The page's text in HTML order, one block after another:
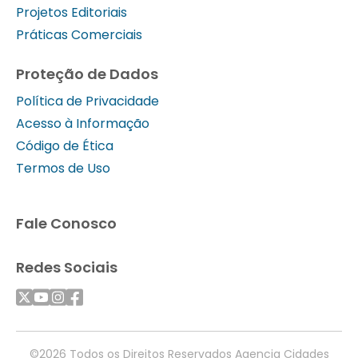
Projetos Editoriais
Práticas Comerciais
Proteção de Dados
Política de Privacidade
Acesso à Informação
Código de Ética
Termos de Uso
Fale Conosco
Redes Sociais
©2026 Todos os Direitos Reservados Agencia Cidades